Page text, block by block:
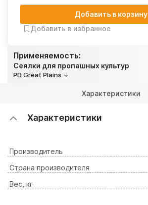
Применяемость:
Сеялки для пропашных культур
PD Great Plains
Добавить в корзину
Добавить в избранное
Характеристики
Характеристики
Производитель
Страна производителя
Вес, кг